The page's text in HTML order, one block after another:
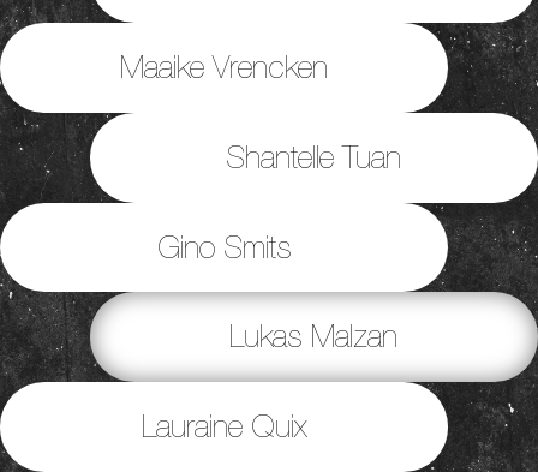
Maaike Vrencken
Shantelle Tuan
Gino Smits
Lukas Malzan
Lauraine Quix